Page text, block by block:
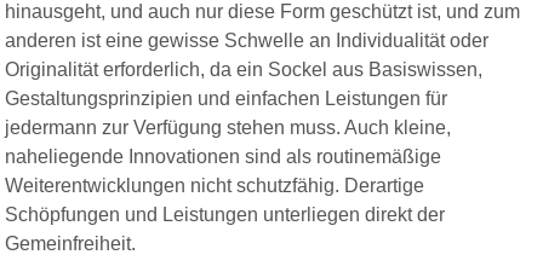
hinausgeht, und auch nur diese Form geschützt ist, und zum
anderen ist eine gewisse Schwelle an Individualität oder
Originalität erforderlich, da ein Sockel aus Basiswissen,
Gestaltungsprinzipien und einfachen Leistungen für
jedermann zur Verfügung stehen muss. Auch kleine,
naheliegende Innovationen sind als routinemäßige
Weiterentwicklungen nicht schutzfähig. Derartige
Schöpfungen und Leistungen unterliegen direkt der
Gemeinfreiheit.